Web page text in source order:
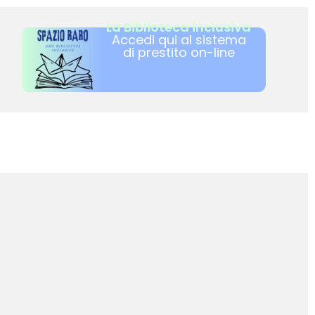
La Biblioteca inclusiva
Accedi qui al sistema
di prestito on-line